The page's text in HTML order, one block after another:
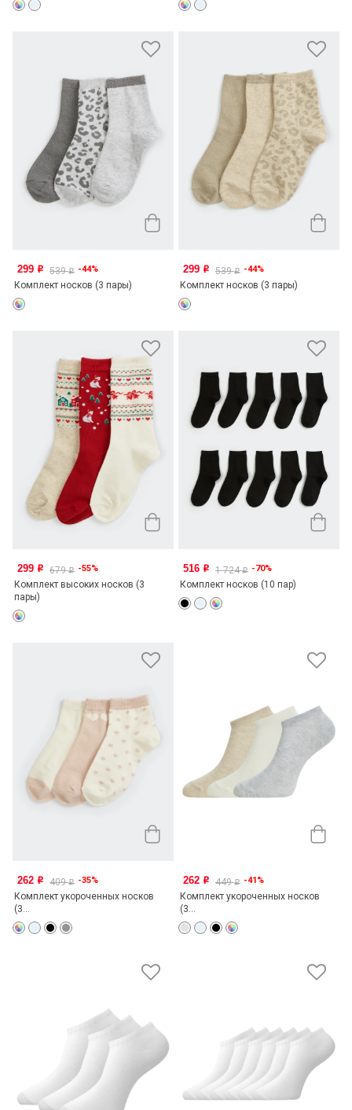
299 o 539o -44%
Комплект носков (3 пары)
299 o 539o -44%
Комплект носков (3 пары)
299 o 679o -55%
Комплект высоких носков (3
пары)
516 o 1 724o -70%
Комплект носков (10 пар)
262 o 409o -35%
Комплект укороченных носков
(3...
262 o 449o -41%
Комплект укороченных носков
(3...